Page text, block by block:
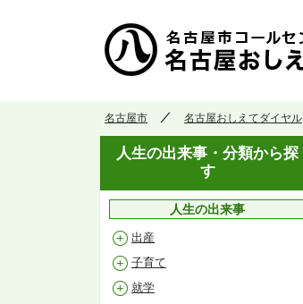
名古屋市 名古屋おしえてダイヤル
人生の出来事・分類から探
す
人生の出来事
出産
子育て
就学